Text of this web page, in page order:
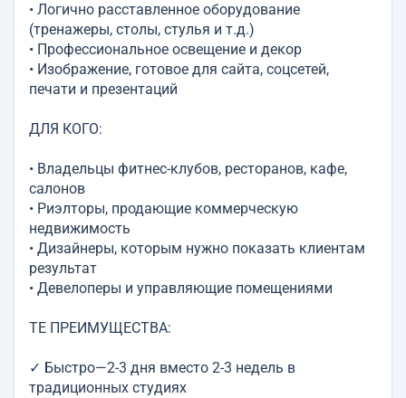
• Логично расставленное оборудование
(тренажеры, столы, стулья и т.д.)
• Профессиональное освещение и декор
• Изображение, готовое для сайта, соцсетей,
печати и презентаций
ДЛЯ КОГО:
• Владельцы фитнес-клубов, ресторанов, кафе,
салонов
• Риэлторы, продающие коммерческую
недвижимость
• Дизайнеры, которым нужно показать клиентам
результат
• Девелоперы и управляющие помещениями
ТЕ ПРЕИМУЩЕСТВА:
✓ Быстро—2-3 дня вместо 2-3 недель в
традиционных студиях